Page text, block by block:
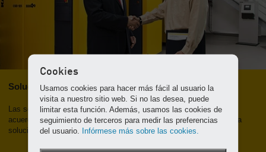
Soluciones a la medida
Las soluciones de ingeniería de Kaeser están personalizadas de
acuerdo a sus especificaciones. Permítanos ayudarle a diseñar una
solución de aire comprimido que se ajuste a sus necesidades.
Cookies
Usamos cookies para hacer más fácil al usuario la
visita a nuestro sitio web. Si no las desea, puede
limitar esta función. Además, usamos las cookies de
seguimiento de terceros para medir las preferencias
del usuario. Infórmese más sobre las cookies.